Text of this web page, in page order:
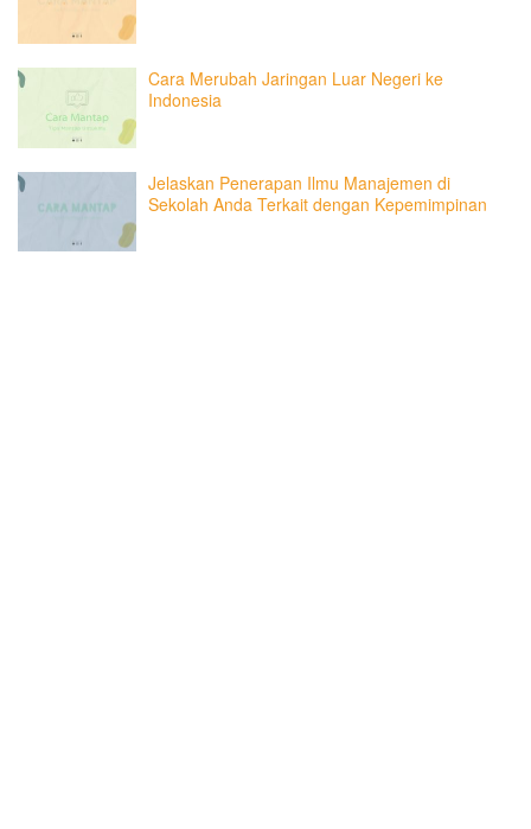
Cara Merubah Jaringan Luar Negeri ke
Indonesia
Jelaskan Penerapan Ilmu Manajemen di
Sekolah Anda Terkait dengan Kepemimpinan